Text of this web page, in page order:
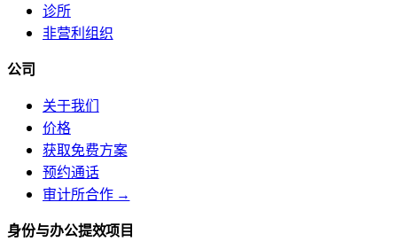
诊所
非营利组织
公司
关于我们
价格
获取免费方案
预约通话
审计所合作 →
身份与办公提效项目